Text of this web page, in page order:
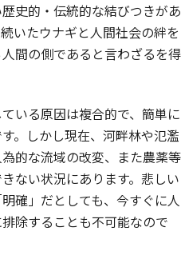
史的・伝統的な結びつきがあ
いたウナギと人間社会の絆を
間の側であると言わざるを得
いる原因は複合的で、簡単に
。しかし現在、河畔林や氾濫
的な流域の改変、また農薬等
ない状況にあります。悲しい
確」だとしても、今すぐに人
除することも不可能なので